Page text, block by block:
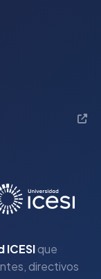
ICESIque
directivos